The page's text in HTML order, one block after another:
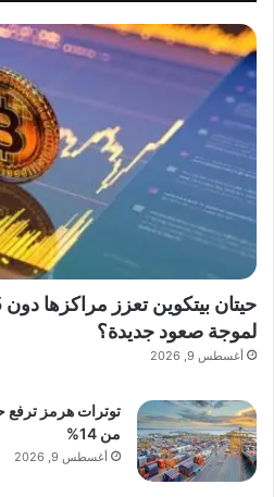
لموجة صعود جديدة؟
أغسطس 9, 2026
توترات هرمز ترفع
من 14%
أغسطس 9, 2026